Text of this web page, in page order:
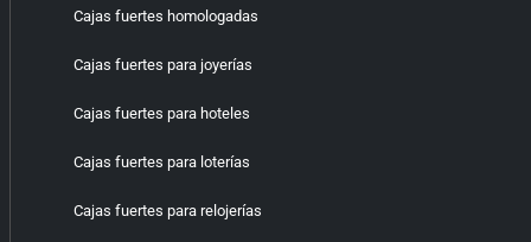
Cajas fuertes homologadas
Cajas fuertes para joyerías
Cajas fuertes para hoteles
Cajas fuertes para loterías
Cajas fuertes para relojerías